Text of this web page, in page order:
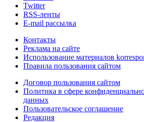
Twitter
RSS-ленты
E-mail рассылка
Контакты
Реклама на сайте
Использование материалов
Правила пользования сайтом
Договор пользования сайтом
Политика в сфере
данных
Пользовательское соглашение
Редакция